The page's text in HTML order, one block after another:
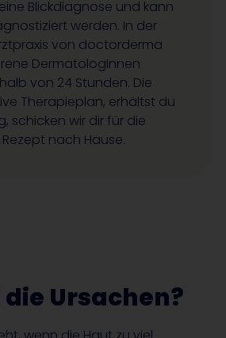
Blickdiagnose und kann
werden. In der
von doctorderma
DermatologInnen
von 24 Stunden. Die
Therapieplan, erhältst du
schicken wir dir für die
nach Hause.
Ursachen?